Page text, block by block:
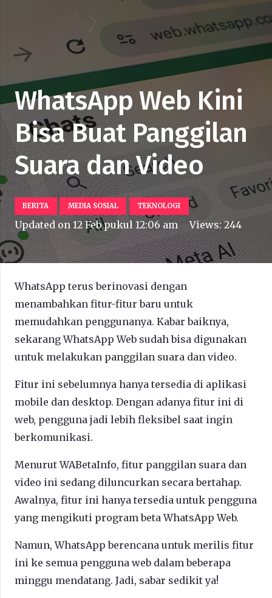
WhatsApp Web Kini
Bisa Buat Panggilan
Suara dan Video
BERITA MEDIA SOSIAL TEKNOLOGI
Updated on12 Feb pukul 12:06 am Views:244
WhatsApp terus berinovasi dengan
menambahkan fitur-fitur baru untuk
memudahkan penggunanya. Kabar baiknya,
sekarang WhatsApp Web sudah bisa digunakan
untuk melakukan panggilan suara dan video.
Fitur ini sebelumnya hanya tersedia di aplikasi
mobile dan desktop. Dengan adanya fitur ini di
web, pengguna jadi lebih fleksibel saat ingin
berkomunikasi.
Menurut WABetaInfo, fitur panggilan suara dan
video ini sedang diluncurkan secara bertahap.
Awalnya, fitur ini hanya tersedia untuk pengguna
yang mengikuti program beta WhatsApp Web.
Namun, WhatsApp berencana untuk merilis fitur
ini ke semua pengguna web dalam beberapa
minggu mendatang. Jadi, sabar sedikit ya!